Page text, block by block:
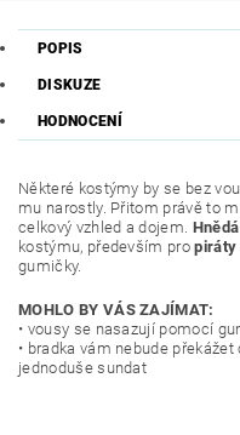
POPIS
DISKUZE
HODNOCENÍ
Některé kostýmy by se bez
mu narostly. Přitom právě to
celkový vzhled a dojem.
kostýmu, především propiráty
gumičky.
MOHLO BY VÁS ZAJÍMAT:
• vousy se nasazují pomocí
• bradka vám nebude
jednoduše sundat